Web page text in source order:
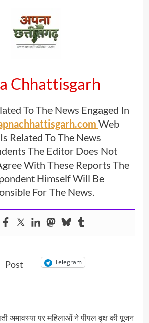
Chhattisgarh
To The News Engaged In
Web
Related To The News
The Editor Does Not
With These Reports The
Himself Will Be
For The News.
Post Telegram
अमावस्या पर महिलाओं ने पीपल वृक्ष की पूजन